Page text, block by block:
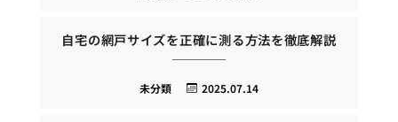
自宅の網戸サイズを正確に測る方法を徹底解説
2025.07.14
未分類